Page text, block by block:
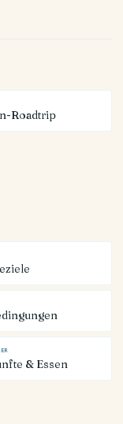
Roadtrip
& Essen